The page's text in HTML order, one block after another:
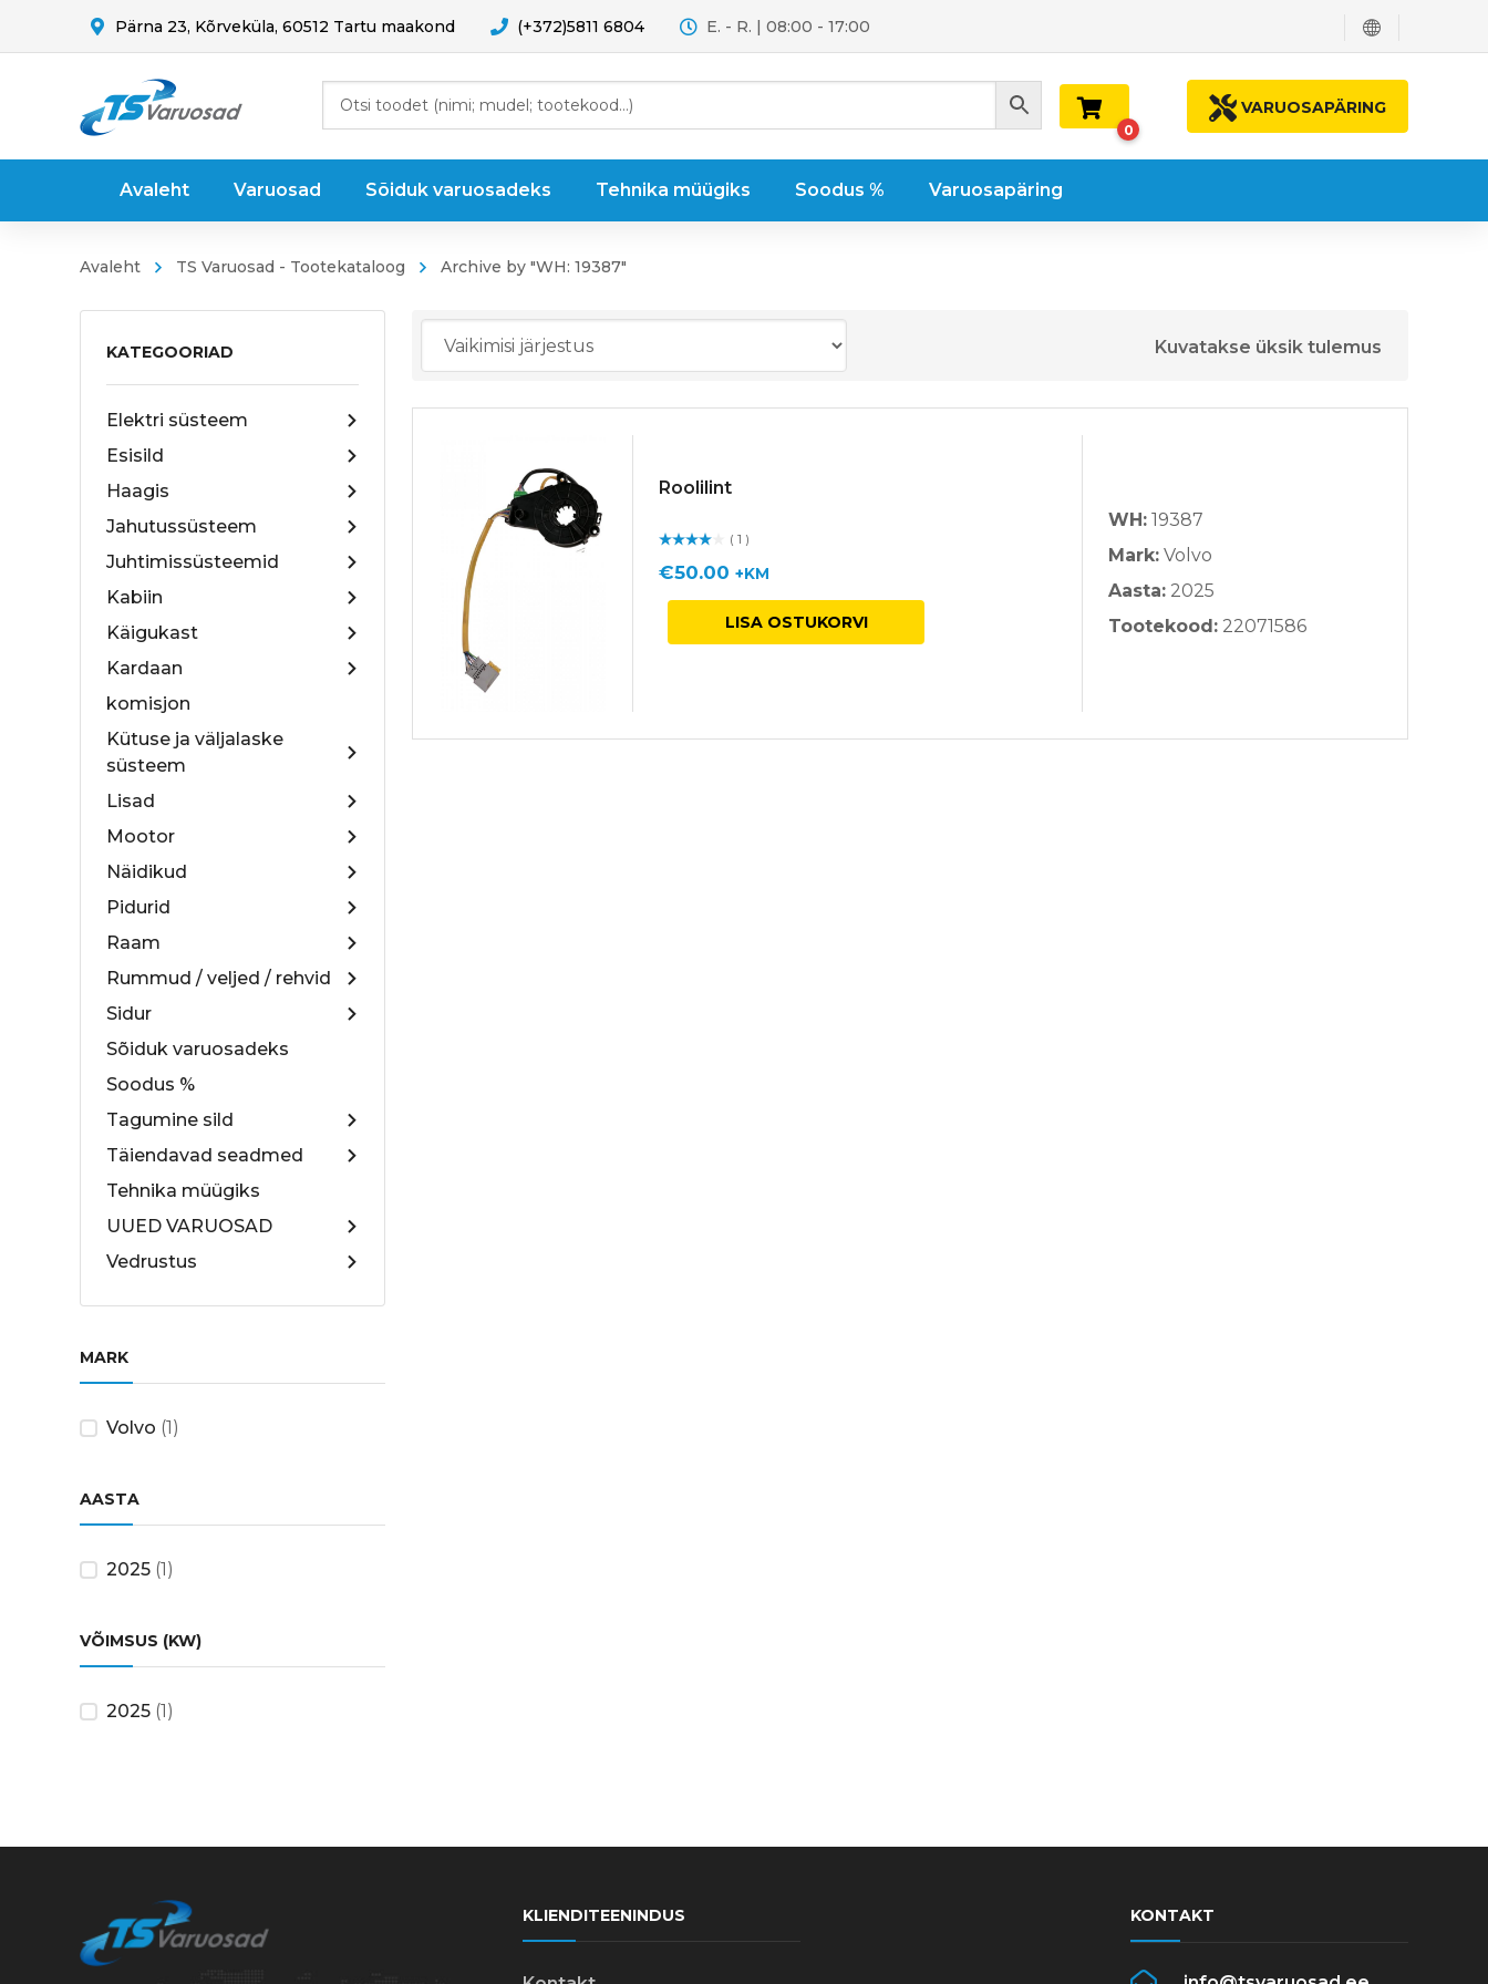
Pärna 23, Kõrveküla, 60512 Tartu maakond (+372)5811 6804 E. - R. | 08:00 - 17:00
VARUOSAPÄRING
0
Avaleht Varuosad Sõiduk varuosadeks Tehnika müügiks Soodus % Varuosapäring
Avaleht TS Varuosad - Tootekataloog Archive by "WH: 19387"
KATEGOORIAD
Elektri süsteem
Esisild
Haagis
Jahutussüsteem
Juhtimissüsteemid
Kabiin
Käigukast
Kardaan
komisjon
Kütuse ja väljalaske
süsteem
Lisad
Mootor
Näidikud
Pidurid
Raam
Rummud / veljed / rehvid
Sidur
Sõiduk varuosadeks
Soodus %
Tagumine sild
Täiendavad seadmed
Tehnika müügiks
UUED VARUOSAD
Vedrustus
MARK
Volvo (1)
AASTA
2025 (1)
VÕIMSUS (KW)
2025 (1)
Kuvatakse üksik tulemus
Roolilint
guga/ 5
( 1 )
€50.00 +KM
LISA OSTUKORVI
WH: 19387
Mark: Volvo
Aasta: 2025
Tootekood: 22071586
KLIENDITEENINDUS KONTAKT